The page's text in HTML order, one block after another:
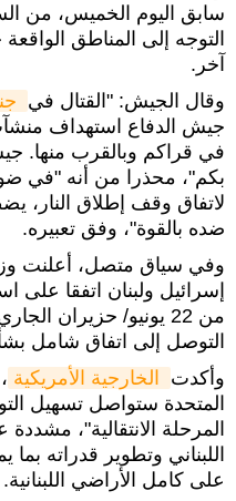
سابق اليوم الخميس، من
التوجه إلى المناطق
آخر.
وقال الجيش: "القتال في
جيش الدفاع استهداف
في قراكم وبالقرب منها.
بكم"، محذرا من أنه "في
لاتفاق وقف إطلاق النار،
ضده بالقوة"، وفق تعبيره.
وفي سياق متصل، أعلنت
إسرائيل ولبنان اتفقا على
من 22 يونيو/ حزيران
التوصل إلى اتفاق شامل
وأكدت
الخارجية الأمريكية
المتحدة ستواصل تسهيل
المرحلة الانتقالية"،
اللبناني وتطوير قدراته
على كامل الأراضي اللبنانية.